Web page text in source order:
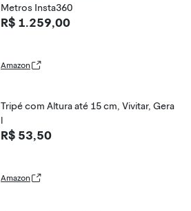
Metros Insta360
R$ 1.259,00
Amazon
Tripé com Altura até 15 cm, Vivitar, Gera
l
R$ 53,50
Amazon